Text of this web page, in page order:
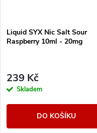
Liquid SYX Nic Salt Sour
Raspberry 10ml - 20mg
239 Kč
Skladem
DO KOŠÍKU